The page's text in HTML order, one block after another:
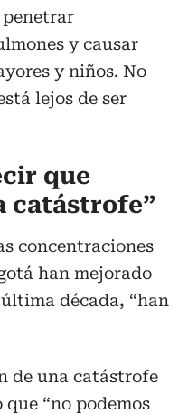
penetrar
y causar
y niños. No
lejos de ser
que
catástrofe”
concentraciones
han mejorado
década, “han
de una catástrofe
“no podemos